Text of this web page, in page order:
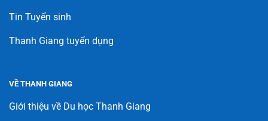
Tin Tuyển sinh
Thanh Giang tuyển dụng
VỀ THANH GIANG
Giới thiệu về Du học Thanh Giang